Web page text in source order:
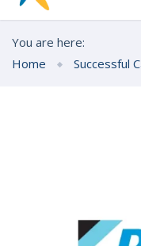
You are here:
Home
Successful